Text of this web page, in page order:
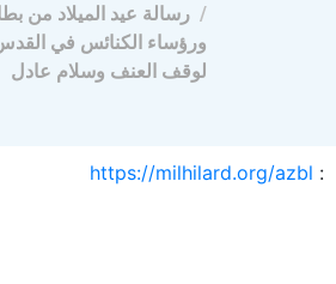
رسالة عيد الميلاد من
ورؤساء الكنائس في
لوقف العنف وسلام عادل
:
https://milhilard.org/azbl